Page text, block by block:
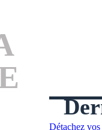
Détachez